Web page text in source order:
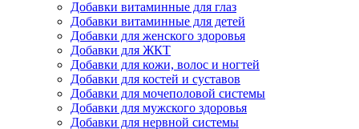
Добавки витаминные для глаз
Добавки витаминные для детей
Добавки для женского здоровья
Добавки для ЖКТ
Добавки для кожи, волос и ногтей
Добавки для костей и суставов
Добавки для мочеполовой системы
Добавки для мужского здоровья
Добавки для нервной системы